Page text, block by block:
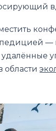
—
удалённые
области